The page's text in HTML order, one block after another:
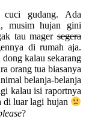
gudang. Ada
musim hujan gini
tau mager segera
di rumah aja.
kalau sekarang
orang tua biasanya
belanja-belanja
kalau isi raportnya
di luar lagi hujan
?